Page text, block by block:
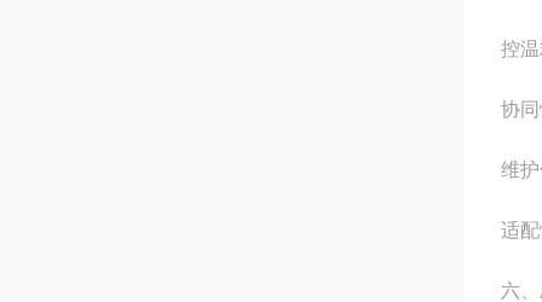
控
协
维
适
六